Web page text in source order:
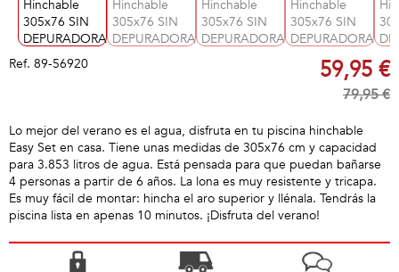
Ref. 89-56920 59,95 €
79,95 €
Lo mejor del verano es el agua, disfruta en tu piscina hinchable
Easy Set en casa. Tiene unas medidas de 305x76 cm y capacidad
para 3.853 litros de agua. Está pensada para que puedan bañarse
4 personas a partir de 6 años. La lona es muy resistente y tricapa.
Es muy fácil de montar: hincha el aro superior y llénala. Tendrás la
piscina lista en apenas 10 minutos. ¡Disfruta del verano!